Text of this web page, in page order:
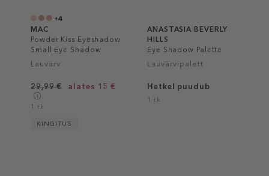
+4
MAC
Powder Kiss Eyeshadow
Small Eye Shadow
Lauvärv
29,99 € alates 15 €
1 tk
KINGITUS
ANASTASIA BEVERLY
HILLS
Eye Shadow Palette
Lauvärvipalett
Hetkel puudub
1 tk